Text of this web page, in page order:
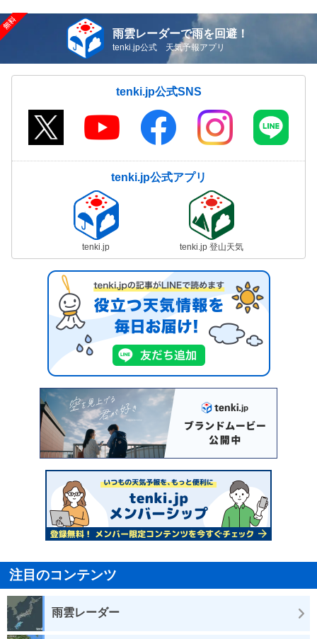
雨雲レーダーで雨を回避！
tenki.jp公式 天気予報アプリ
tenki.jp公式SNS
tenki.jp公式アプリ
tenki.jp tenki.jp 登山天気
注目のコンテンツ
雨雲レーダー